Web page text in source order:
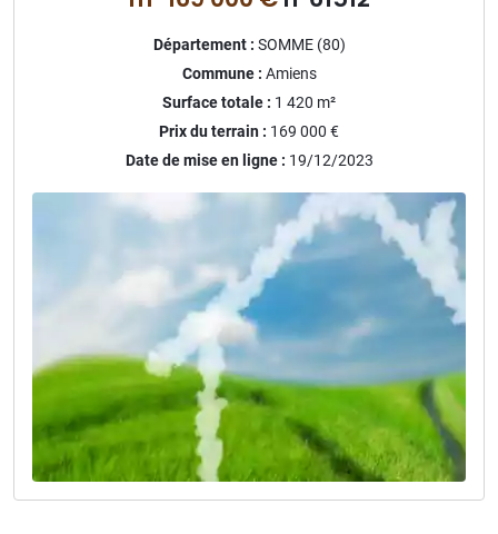
Département : SOMME (80)
Commune : Amiens
Surface totale : 1 420 m²
Prix du terrain : 169 000 €
Date de mise en ligne : 19/12/2023